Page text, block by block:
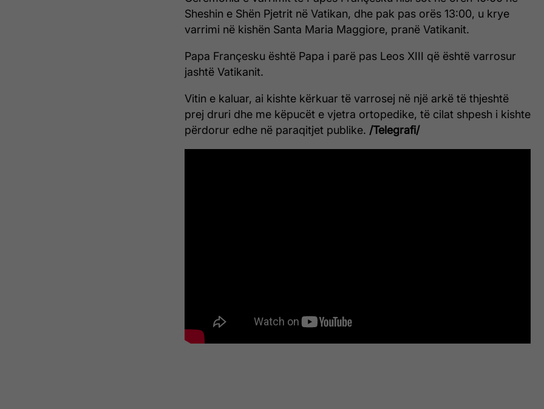
Sheshin e Shën Pjetrit në Vatikan, dhe pak pas orës 13:00, u krye
varrimi në kishën Santa Maria Maggiore, pranë Vatikanit.
Papa Françesku është Papa i parë pas Leos XIII që është varrosur
jashtë Vatikanit.
Vitin e kaluar, ai kishte kërkuar të varrosej në një arkë të thjeshtë
prej druri dhe me këpucët e vjetra ortopedike, të cilat shpesh i kishte
përdorur edhe në paraqitjet publike. /Telegrafi/